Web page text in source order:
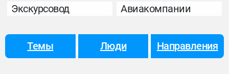
Экскурсовод
Авиакомпании
Темы Люди Направления